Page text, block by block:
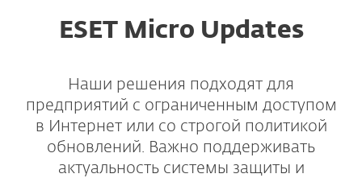
ESET Micro Updates
Наши решения подходят для
предприятий с ограниченным доступом
в Интернет или со строгой политикой
обновлений. Важно поддерживать
актуальность системы защиты и